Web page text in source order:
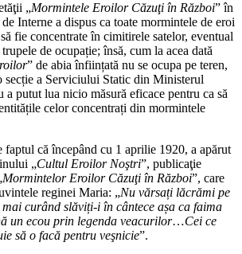
„Mormintele Eroilor Căzuţi în Război” în
Interne a dispus ca toate mormintele de eroi
fie concentrate în cimitirele satelor, eventual
de ocupație; însă, cum la acea dată
” de abia înființată nu se ocupa pe teren,
secție a Serviciului Static din Ministerul
putut lua nicio măsură eficace pentru ca să
celor concentrați din mormintele
faptul că începând cu 1 aprilie 1920, a apărut
„Cultul Eroilor Noştri”, publicaţie
Mormintelor Eroilor Căzuţi în Război”, care
reginei Maria: „Nu vărsați lăcrămi pe
curând slăviți-i în cântece așa ca faima
un ecou prin legenda veacurilor…Cei ce
să o facă pentru veşnicie”.